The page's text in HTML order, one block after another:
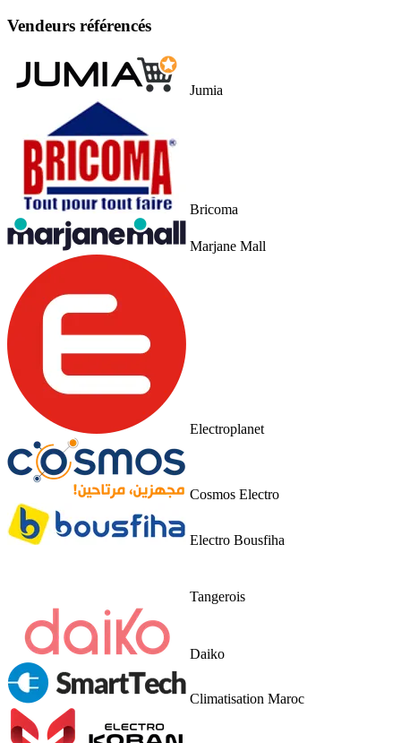
Vendeurs référencés
Jumia
Bricoma
Marjane Mall
Electroplanet
Cosmos Electro
Electro Bousfiha
Tangerois
Daiko
Climatisation Maroc